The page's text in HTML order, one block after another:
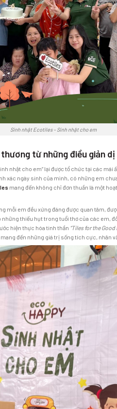
Sinh nhật Ecotiles – Sinh nhật cho em
từ những điều giản dị
nhật cho em” lại được tổ chức tại các mái
xác ngày sinh của mình, có những em
mang đến không chỉ đơn thuần là một
mỗi em đều xứng đáng được quan tâm,
thiếu hụt trong tuổi thơ của các em,
hiện thực hóa tinh thần “Tiles for the Good
đến những giá trị sống tích cực, nhân